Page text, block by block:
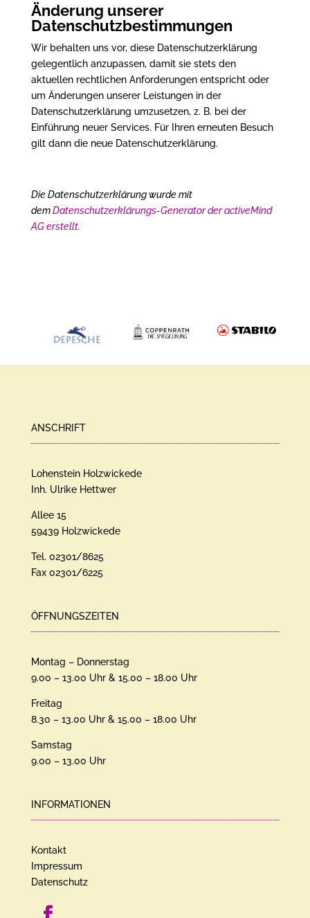
Änderung unserer
Datenschutzbestimmungen
Wir behalten uns vor, diese Datenschutzerklärung
gelegentlich anzupassen, damit sie stets den
aktuellen rechtlichen Anforderungen entspricht oder
um Änderungen unserer Leistungen in der
Datenschutzerklärung umzusetzen, z. B. bei der
Einführung neuer Services. Für Ihren erneuten Besuch
gilt dann die neue Datenschutzerklärung.
Die Datenschutzerklärung wurde mit
dem Datenschutzerklärungs-Generator der activeMind
AG erstellt.
ANSCHRIFT
Lohenstein Holzwickede
Inh. Ulrike Hettwer
Allee 15
59439 Holzwickede
Tel. 02301/8625
Fax 02301/6225
ÖFFNUNGSZEITEN
Montag – Donnerstag
9.00 – 13.00 Uhr & 15.00 – 18.00 Uhr
Freitag
8.30 – 13.00 Uhr & 15.00 – 18.00 Uhr
Samstag
9.00 – 13.00 Uhr
INFORMATIONEN
Kontakt
Impressum
Datenschutz